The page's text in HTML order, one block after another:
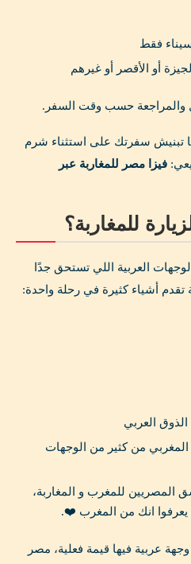
فقط
أو الأقصر أو غيرهم
والمراجعة حسب وقت السفر.
تبنيش سفرتك على استثناء شرم
فيزا مصر للمغاربة عبر
للمغاربة؟
العربية اللي تستحق جدًا
تقدم أشياء كثيرة في رحلة واحدة:
العربي
من كثير من الوجهات
المصريين للمغرب و المغاربة،
انك من المغرب ❤️.
عربية فيها قيمة فعلية، مصر